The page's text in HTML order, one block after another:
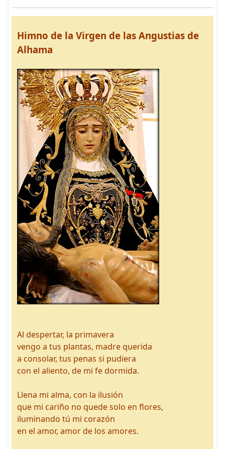
Himno de la Virgen de las Angustias de
Alhama
Al despertar, la primavera
vengo a tus plantas, madre querida
a consolar, tus penas si pudiera
con el aliento, de mi fe dormida.
Llena mi alma, con la ilusión
que mi cariño no quede solo en flores,
iluminando tú mi corazón
en el amor, amor de los amores.